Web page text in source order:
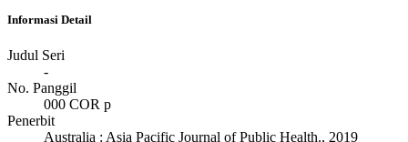
Informasi Detail
Judul Seri
-
No. Panggil
000 COR p
Penerbit
Australia : Asia Pacific Journal of Public Health., 2019